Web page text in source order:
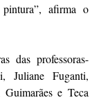
pintura”, afirma o
das professoras-
Juliane Fuganti,
Guimarães e Teca